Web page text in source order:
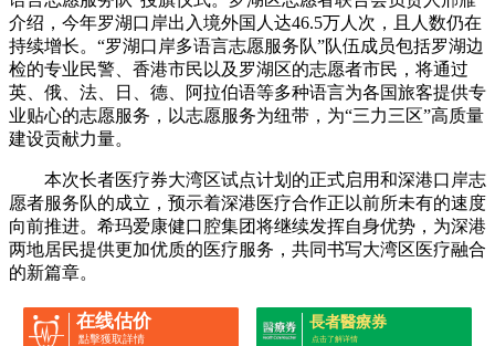
介绍，今年罗湖口岸出入境外国人达46.5万人次，且人数仍在
持续增长。“罗湖口岸多语言志愿服务队”队伍成员包括罗湖边
检的专业民警、香港市民以及罗湖区的志愿者市民，将通过
英、俄、法、日、德、阿拉伯语等多种语言为各国旅客提供专
业贴心的志愿服务，以志愿服务为纽带，为“三力三区”高质量
建设贡献力量。
本次长者医疗券大湾区试点计划的正式启用和深港口岸志
愿者服务队的成立，预示着深港医疗合作正以前所未有的速度
向前推进。希玛爱康健口腔集团将继续发挥自身优势，为深港
两地居民提供更加优质的医疗服务，共同书写大湾区医疗融合
的新篇章。
在线估价
點擊獲取詳情
長者醫療券
点击了解详情